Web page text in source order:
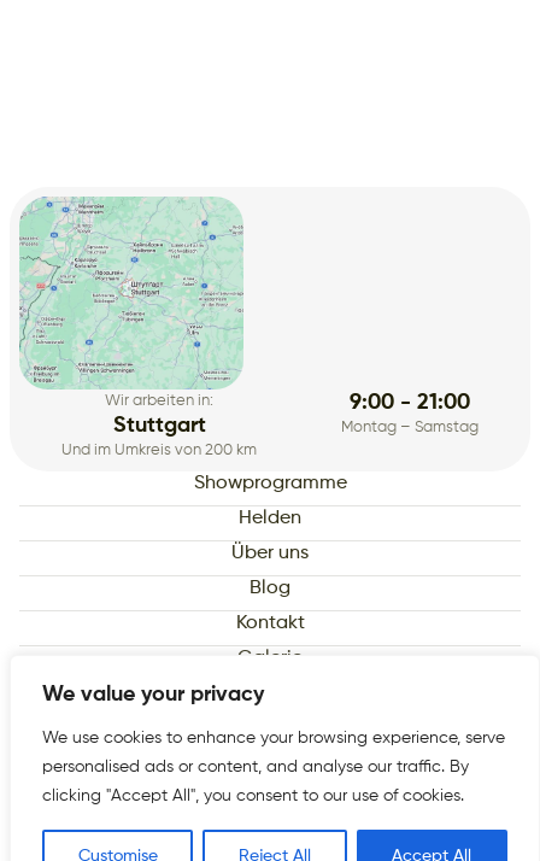
We value your privacy
We use cookies to enhance your browsing experience, serve
personalised ads or content, and analyse our traffic. By
clicking "Accept All", you consent to our use of cookies.
Customise Reject All Accept All
Showprogramme
Helden
Über uns
Blog
Kontakt
Galerie
Datenschutzerklärung
Impressum
Wir arbeiten in:
Stuttgart
Und im Umkreis von 200 km
9:00 - 21:00
Montag – Samstag
© 2026 «WowShow» All rights reserved